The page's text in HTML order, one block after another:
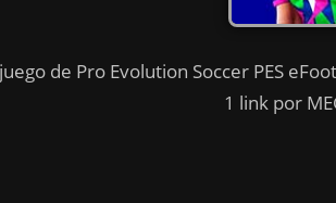
de Pro Evolution Soccer PES
1 link por